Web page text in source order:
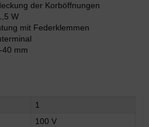
der Korböffnungen
W
mit Federklemmen
40 mm
1
100 V